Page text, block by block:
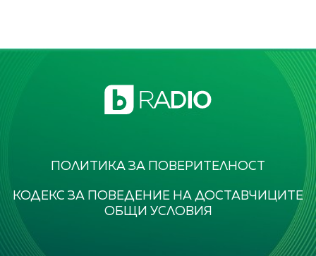
ПОЛИТИКА ЗА ПОВЕРИТЕЛНОСТ
КОДЕКС ЗА ПОВЕДЕНИЕ НА ДОСТАВЧИЦИТЕ
ОБЩИ УСЛОВИЯ